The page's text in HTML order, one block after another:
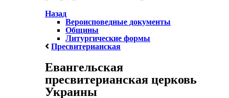
Назад
Вероисповедные документы
Общины
Литургические формы
Пресвитерианская
Евангельская
пресвитерианская церковь
Украины